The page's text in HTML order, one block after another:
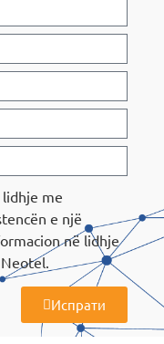
me
e një
në lidhje
Испрати